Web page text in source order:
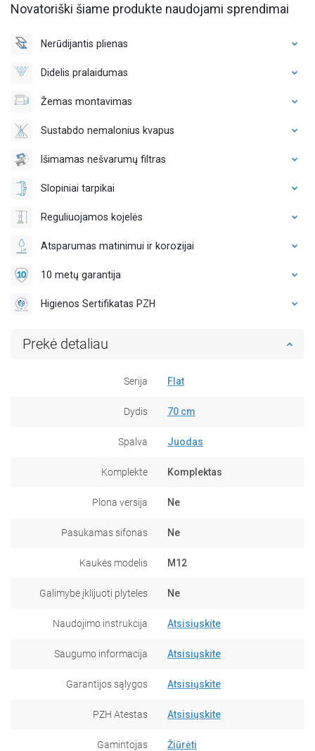
Novatoriški šiame produkte naudojami sprendimai
Nerūdijantis plienas
Didelis pralaidumas
Žemas montavimas
Sustabdo nemalonius kvapus
Išimamas nešvarumų filtras
Slopiniai tarpikai
Reguliuojamos kojelės
Atsparumas matinimui ir korozijai
10 metų garantija
Higienos Sertifikatas PZH
Prekė detaliau
Serija Flat
Dydis 70 cm
Spalva Juodas
Komplekte Komplektas
Plona versija Ne
Pasukamas sifonas Ne
Kaukės modelis M12
Galimybė įklijuoti plyteles Ne
Naudojimo instrukcija Atsisiųskite
Saugumo informacija Atsisiųskite
Garantijos sąlygos Atsisiųskite
PZH Atestas Atsisiųskite
Gamintojas Žiūrėti